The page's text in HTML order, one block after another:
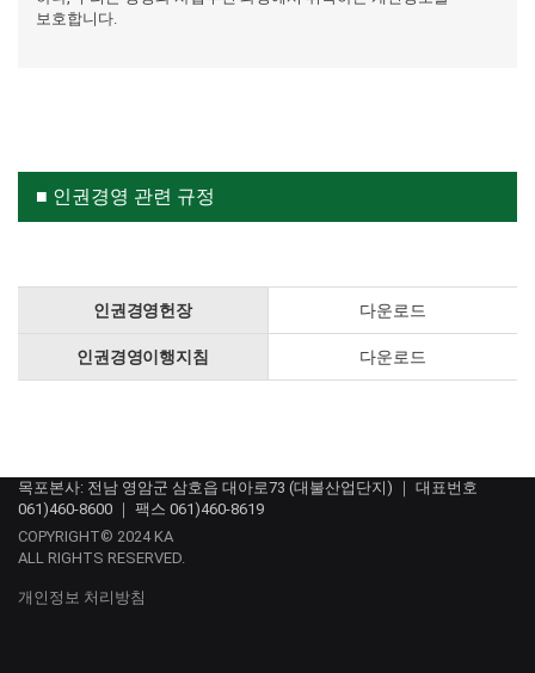
보호합니다.
■ 인권경영 관련 규정
인권경영헌장 다운로드
인권경영이행지침 다운로드
목포본사: 전남 영암군 삼호읍 대아로73 (대불산업단지) ｜ 대표번호
061)460-8600 ｜ 팩스 061)460-8619
COPYRIGHT© 2024 KA
ALL RIGHTS RESERVED.
개인정보 처리방침